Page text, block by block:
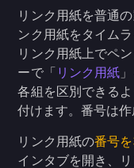
リンク用紙を普通
ンク用紙をタイム
リンク用紙上でペ
ーで「 リンク用紙
各組を区別できる
付けます。番号は
リンク用紙の番号
インタブを開き、